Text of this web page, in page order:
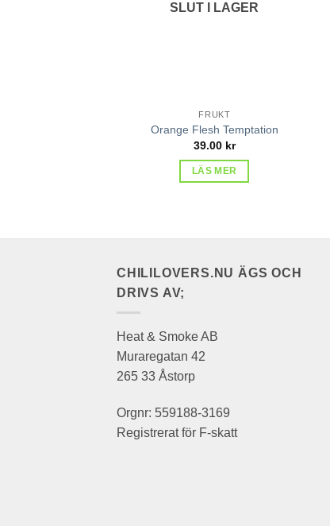
SLUT I LAGER
FRUKT
Orange Flesh Temptation
39.00 kr
LÄS MER
CHILILOVERS.NU ÄGS OCH
DRIVS AV;
Heat & Smoke AB
Muraregatan 42
265 33 Åstorp
Orgnr: 559188-3169
Registrerat för F-skatt